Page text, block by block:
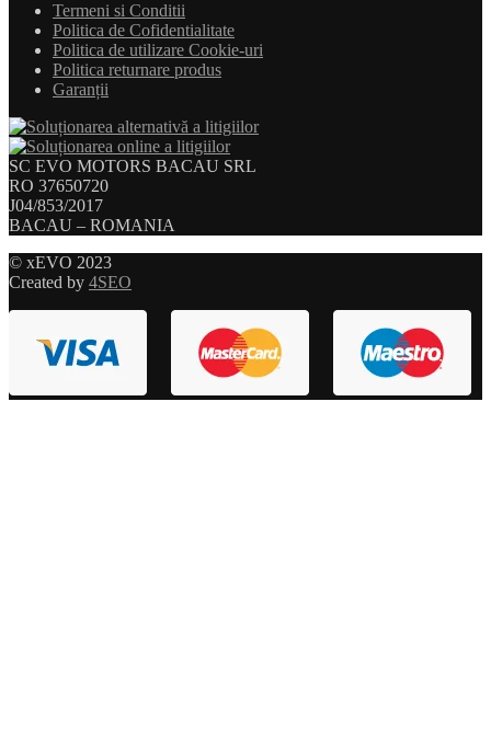
Termeni si Conditii
Politica de Cofidentialitate
Politica de utilizare Cookie-uri
Politica returnare produs
Garanții
SC EVO MOTORS BACAU SRL
RO 37650720
J04/853/2017
BACAU – ROMANIA
© xEVO 2023
Created by 4SEO